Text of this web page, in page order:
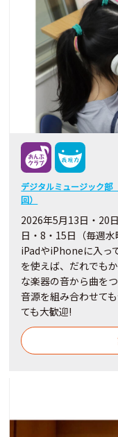
デジタルミュージック
回）
2026年5月13日・20
日・8・15日（毎週
iPadやiPhoneに入っ
を使えば、だれでも
な楽器の音から曲を
音源を組み合わせて
ても大歓迎!